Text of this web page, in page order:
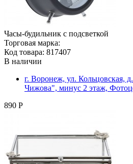
Часы-будильник с подсветкой
Торговая марка:
Код товара: 817407
В наличии
г. Воронеж, ул. Кольцовская,
Чижова", минус 2 этаж,
890 Р